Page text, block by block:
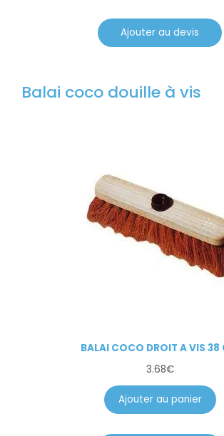
Ajouter au devis
Balai coco douille à vis
BALAI COCO DROIT A VIS 38
3.68€
Ajouter au panier